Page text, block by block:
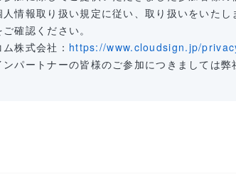
情報取り扱い規定に従い、取り扱いをいたし
確認ください。
株式会社： https://www.cloudsign.jp/
ンパートナーの皆様のご参加につきましては弊